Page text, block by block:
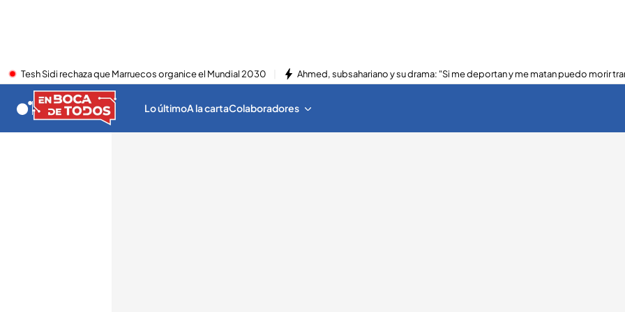
Tesh Sidi rechaza que Marruecos organice el Mundial 2030 Ahmed, subsahariano y su drama: "Si me deportan y me matan puedo morir
Lo últimoA la cartaColaboradores